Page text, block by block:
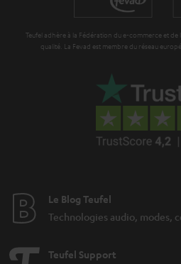
Teufel adhère à la Fédération du e-commerce et de
qualité. La Fevad est membre du réseau
Le Blog Teufel
Technologies audio, modes,
Teufel Support